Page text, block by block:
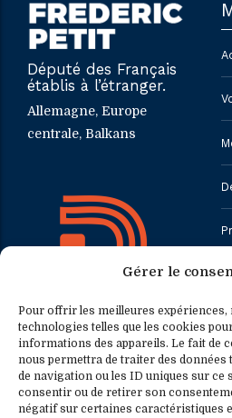
Gérer le
Pour offrir les meilleures expériences,
technologies telles que les cookies
informations des appareils. Le fait de
nous permettra de traiter des données
de navigation ou les ID uniques sur ce
consentir ou de retirer son
négatif sur certaines caractéristiques
Député des Français
établis à l’étranger.
Allemagne, Europe
centrale, Balkans
Contact
0033.1.40.63.75.31